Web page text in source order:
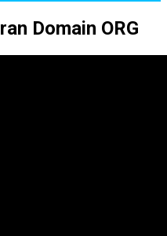
Domain ORG